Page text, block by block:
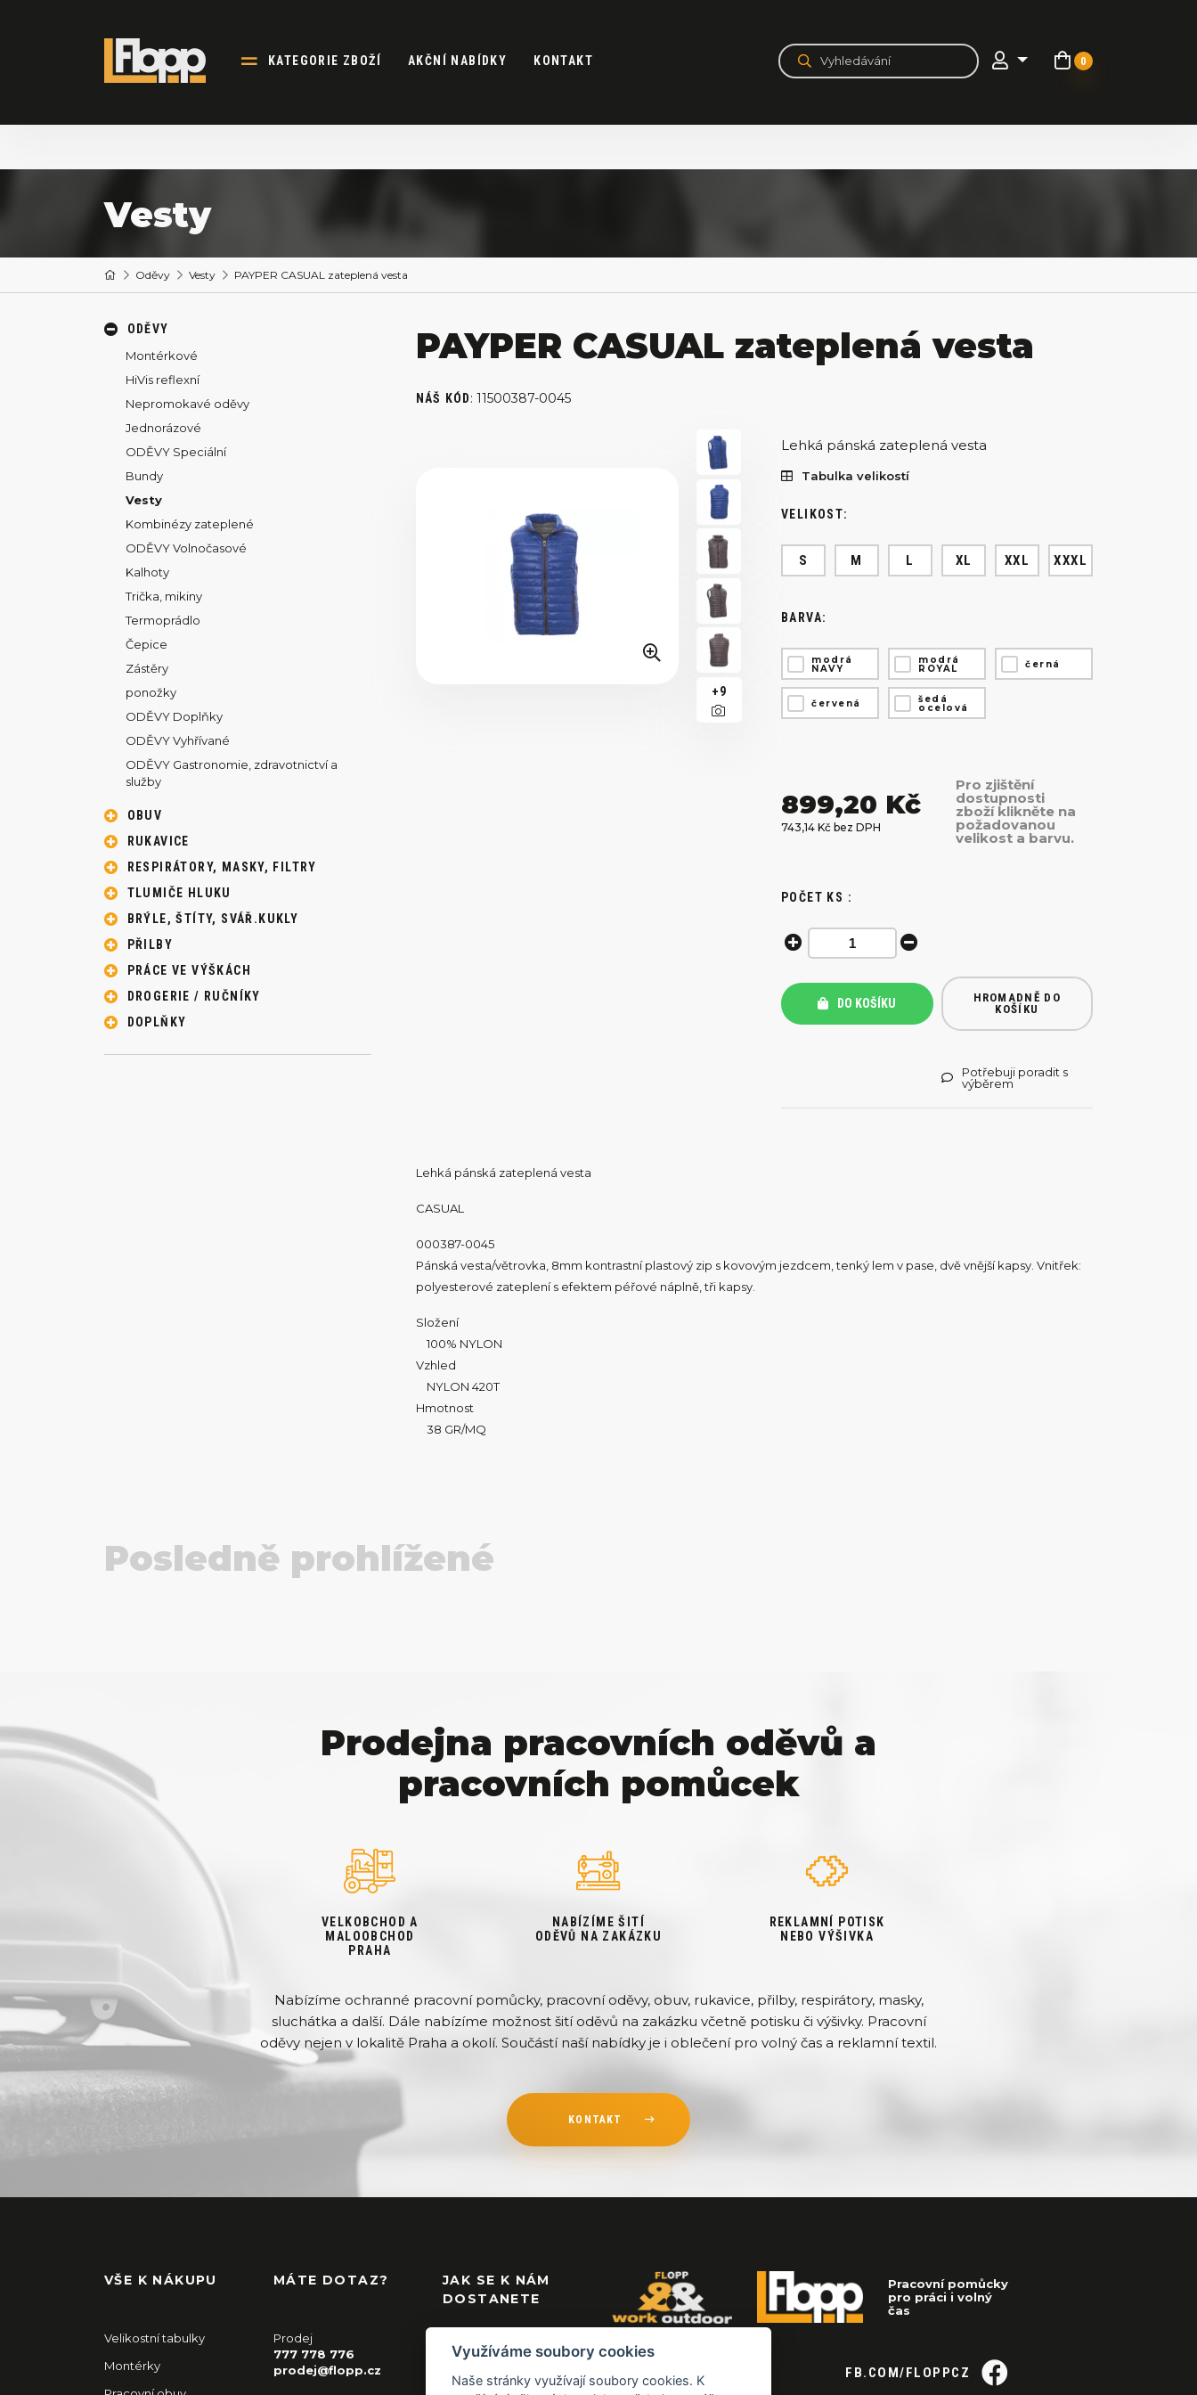
KATEGORIE ZBOŽÍ AKČNÍ NABÍDKY KONTAKT 0
Vesty
Oděvy Vesty PAYPER CASUAL zateplená vesta
ODĚVY
Montérkové
HiVis reflexní
Nepromokavé oděvy
Jednorázové
ODĚVY Speciální
Bundy
Vesty
Kombinézy zateplené
ODĚVY Volnočasové
Kalhoty
Trička, mikiny
Termoprádlo
Čepice
Zástěry
ponožky
ODĚVY Doplňky
ODĚVY Vyhřívané
ODĚVY Gastronomie, zdravotnictví a
služby
OBUV
RUKAVICE
RESPIRÁTORY, MASKY, FILTRY
TLUMIČE HLUKU
BRÝLE, ŠTÍTY, SVÁŘ.KUKLY
PŘILBY
PRÁCE VE VÝŠKÁCH
DROGERIE / RUČNÍKY
DOPLŇKY
PAYPER CASUAL zateplená vesta
NÁŠ KÓD:11500387-0045
+9
Lehká pánská zateplená vesta
Tabulka velikostí
VELIKOST:
S M L XL XXL XXXL
BARVA:
modrá
NAVY
modrá
ROYAL černá
červená šedá
ocelová
899,20 Kč
743,14 Kč bez DPH
Pro zjištění
dostupnosti
zboží klikněte na
požadovanou
velikost a barvu.
POČET KS :
DO KOŠÍKU
HROMADNĚ DO
KOŠÍKU
Potřebuji poradit s
výběrem
Lehká pánská zateplená vesta
CASUAL
000387-0045
Pánská vesta/větrovka, 8mm kontrastní plastový zip s kovovým jezdcem, tenký lem v pase, dvě vnější kapsy. Vnitřek:
polyesterové zateplení s efektem péřové náplně, tři kapsy.
Složení
100% NYLON
Vzhled
NYLON 420T
Hmotnost
38 GR/MQ
Posledně prohlížené
Prodejna pracovních oděvů a
pracovních pomůcek
VELKOBCHOD A
MALOOBCHOD
PRAHA
NABÍZÍME ŠITÍ
ODĚVŮ NA ZAKÁZKU
REKLAMNÍ POTISK
NEBO VÝŠIVKA
Nabízíme ochranné pracovní pomůcky, pracovní oděvy, obuv, rukavice, přilby, respirátory, masky,
sluchátka a další. Dále nabízíme možnost šití oděvů na zakázku včetně potisku či výšivky. Pracovní
oděvy nejen v lokalitě Praha a okolí. Součástí naší nabídky je i oblečení pro volný čas a reklamní textil.
KONTAKT
VŠE K NÁKUPU
Velikostní tabulky
Montérky
MÁTE DOTAZ?
Prodej
777 778 776
prodej@flopp.cz
JAK SE K NÁM
DOSTANETE
Pracovní pomůcky
pro práci i volný
čas
FB.COM/FLOPPCZ
Využíváme soubory cookies
Naše stránky využívají soubory cookies. K